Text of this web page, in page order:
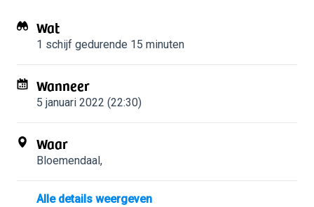
Wat
1 schijf gedurende 15 minuten
Wanneer
5 januari 2022 (22:30)
Waar
Bloemendaal,
Alle details weergeven